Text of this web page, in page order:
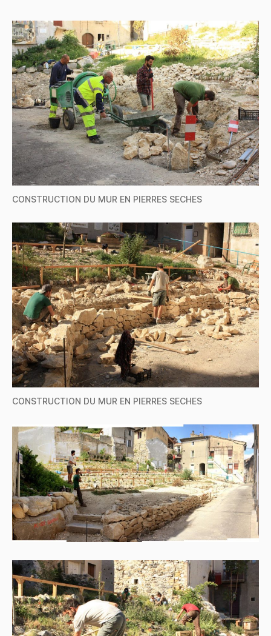
CONSTRUCTION DU MUR EN PIERRES SECHES
CONSTRUCTION DU MUR EN PIERRES SECHES